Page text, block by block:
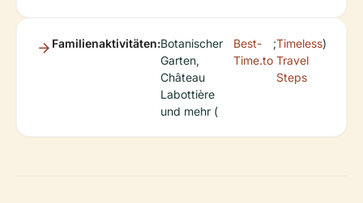
Familienaktivitäten:Botanischer
Garten,
Château
Labottière
und mehr (
Best-
Time.to
;Timeless
Travel
Steps
)